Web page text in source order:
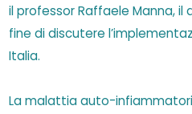
il professor Raffaele Manna, il
fine di discutere
Italia.
La malattia auto-